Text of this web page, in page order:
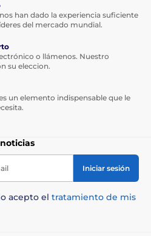
han dado la experiencia suficiente
del mercado mundial.
o llámenos. Nuestro
su eleccion.
un elemento indispensable que le
Iniciar sesión
acepto el tratamiento de mis